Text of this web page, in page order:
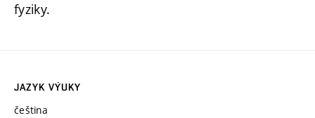
fyziky.
JAZYK VÝUKY
čeština